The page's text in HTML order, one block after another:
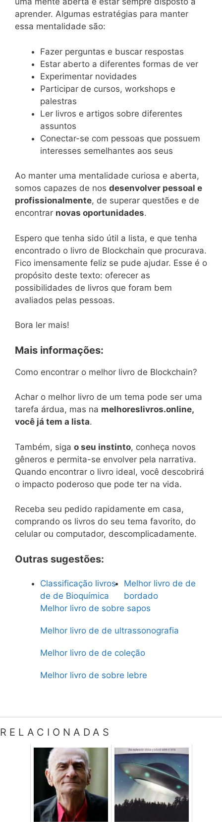
aprender. Algumas estratégias para manter
essa mentalidade são:
Fazer perguntas e buscar respostas
Estar aberto a diferentes formas de ver
Experimentar novidades
Participar de cursos, workshops e
palestras
Ler livros e artigos sobre diferentes
assuntos
Conectar-se com pessoas que possuem
interesses semelhantes aos seus
Ao manter uma mentalidade curiosa e aberta,
somos capazes de nos desenvolver pessoal e
profissionalmente, de superar questões e de
encontrar novas oportunidades.
Espero que tenha sido útil a lista, e que tenha
encontrado o livro de Blockchain que procurava.
Fico imensamente feliz se pude ajudar. Esse é o
propósito deste texto: oferecer as
possibilidades de livros que foram bem
avaliados pelas pessoas.
Bora ler mais!
Mais informações:
Como encontrar o melhor livro de Blockchain?
Achar o melhor livro de um tema pode ser uma
tarefa árdua, mas na melhoreslivros.online,
você já tem a lista.
Também, siga o seu instinto, conheça novos
gêneros e permita-se envolver pela narrativa.
Quando encontrar o livro ideal, você descobrirá
o impacto poderoso que pode ter na vida.
Receba seu pedido rapidamente em casa,
comprando os livros do seu tema favorito, do
celular ou computador, descomplicadamente.
Outras sugestões:
Classificação livros
de de Bioquímica
Melhor livro de de
bordado
Melhor livro de sobre sapos
Melhor livro de de ultrassonografia
Melhor livro de de coleção
Melhor livro de sobre lebre
RELACIONADAS